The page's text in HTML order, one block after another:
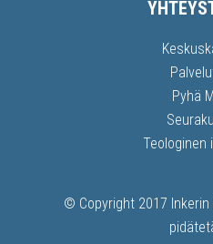
Pyhä
Teologinen
© Copyright 2017